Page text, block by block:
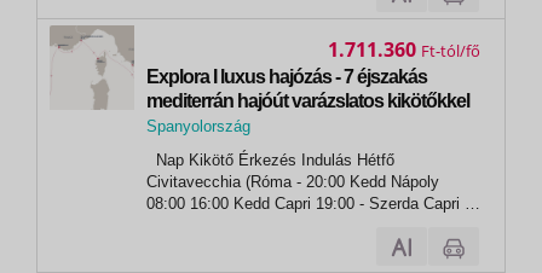
(Korzika)...
Explora I luxus hajózás - 7 éjszakás
mediterrán hajóút varázslatos kikötőkkel
Spanyolország
Barcelona
Civitavecchia (Róma - 20:00 Kedd Nápoly
08:00 16:00 Kedd Capri 19:00 - Szerda Capri -
Péntek Villefranche-sur-Mer (Nizza) 08:00
22:00 Szombat Marseille...
1.711.360 Ft